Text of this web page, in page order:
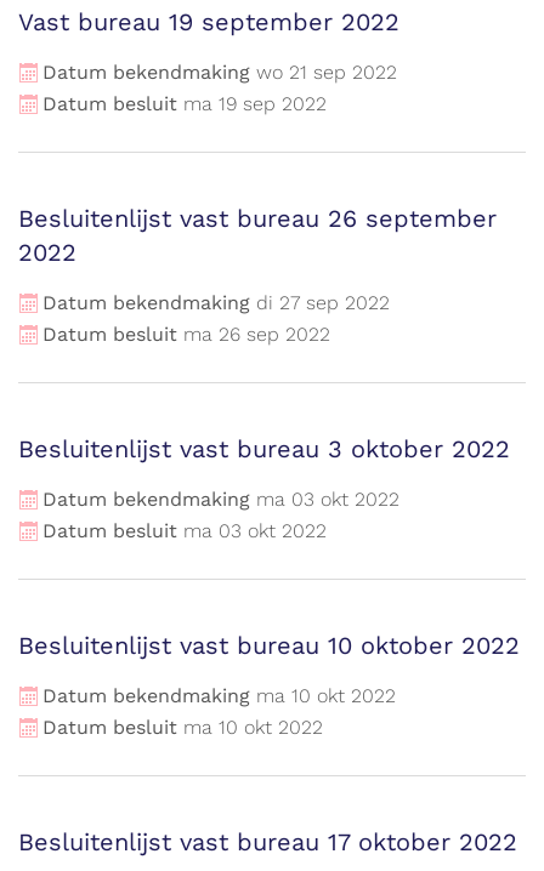
Vast bureau 19 september 2022
Datum bekendmaking wo 21 sep 2022
Datum besluit ma 19 sep 2022
Besluitenlijst vast bureau 26 september
2022
Datum bekendmaking di 27 sep 2022
Datum besluit ma 26 sep 2022
Besluitenlijst vast bureau 3 oktober 2022
Datum bekendmaking ma 03 okt 2022
Datum besluit ma 03 okt 2022
Besluitenlijst vast bureau 10 oktober 2022
Datum bekendmaking ma 10 okt 2022
Datum besluit ma 10 okt 2022
Besluitenlijst vast bureau 17 oktober 2022